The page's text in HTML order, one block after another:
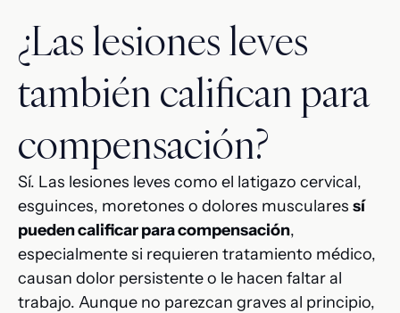
¿Las lesiones leves
también califican para
compensación?
Sí. Las lesiones leves como el latigazo cervical,
esguinces, moretones o dolores musculares sí
pueden calificar para compensación,
especialmente si requieren tratamiento médico,
causan dolor persistente o le hacen faltar al
trabajo. Aunque no parezcan graves al principio,